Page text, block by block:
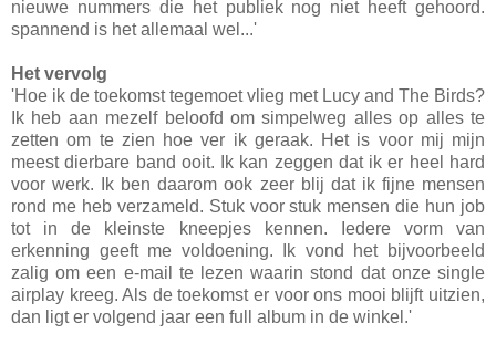
nieuwe nummers die het publiek nog niet heeft gehoord.
spannend is het allemaal wel...'
Het vervolg
'Hoe ik de toekomst tegemoet vlieg met Lucy and The Birds?
Ik heb aan mezelf beloofd om simpelweg alles op alles te
zetten om te zien hoe ver ik geraak. Het is voor mij mijn
meest dierbare band ooit. Ik kan zeggen dat ik er heel hard
voor werk. Ik ben daarom ook zeer blij dat ik fijne mensen
rond me heb verzameld. Stuk voor stuk mensen die hun job
tot in de kleinste kneepjes kennen. Iedere vorm van
erkenning geeft me voldoening. Ik vond het bijvoorbeeld
zalig om een e-mail te lezen waarin stond dat onze single
airplay kreeg. Als de toekomst er voor ons mooi blijft uitzien,
dan ligt er volgend jaar een full album in de winkel.'